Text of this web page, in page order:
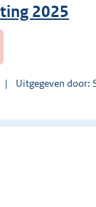
2025
Uitgegeven door: